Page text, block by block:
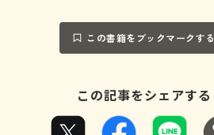
この書籍をブックマークする
この記事をシェアする